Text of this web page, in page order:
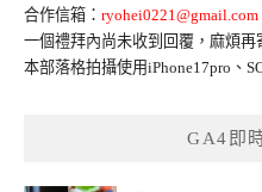
合作信箱： ryohei0221@gmail.com
一個禮拜內尚未收到回覆，麻煩再
本部落格拍攝使用iPhone17pro、
GA4即